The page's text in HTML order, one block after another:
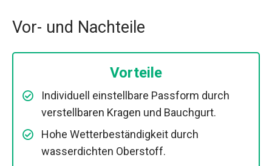
Vor- und Nachteile
Vorteile
Individuell einstellbare Passform durch
verstellbaren Kragen und Bauchgurt.
Hohe Wetterbeständigkeit durch
wasserdichten Oberstoff.